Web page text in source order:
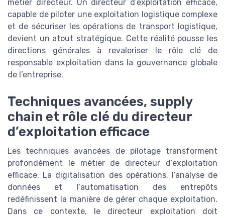
métier directeur. Un directeur d’exploitation efficace,
capable de piloter une exploitation logistique complexe
et de sécuriser les opérations de transport logistique,
devient un atout stratégique. Cette réalité pousse les
directions générales à revaloriser le rôle clé de
responsable exploitation dans la gouvernance globale
de l’entreprise.
Techniques avancées, supply
chain et rôle clé du directeur
d’exploitation efficace
Les techniques avancées de pilotage transforment
profondément le métier de directeur d’exploitation
efficace. La digitalisation des opérations, l’analyse de
données et l’automatisation des entrepôts
redéfinissent la manière de gérer chaque exploitation.
Dans ce contexte, le directeur exploitation doit